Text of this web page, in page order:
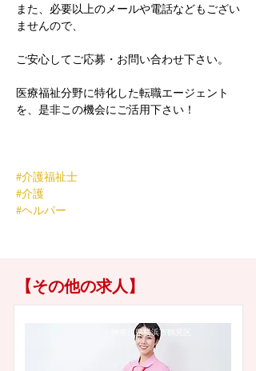
また、必要以上のメールや電話などもござい
ませんので、
ご安心してご応募・お問い合わせ下さい。
医療福祉分野に特化した転職エージェント
を、是非この機会にご活用下さい！
#介護福祉士
#介護
#ヘルパー
【その他の求人】
神奈川県横浜市鶴見区